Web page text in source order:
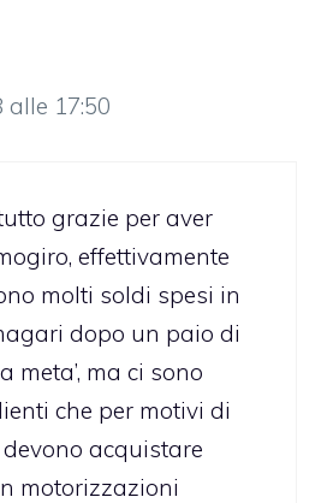
alle 17:50
grazie per aver
effettivamente
molti soldi spesi in
dopo un paio di
meta’, ma ci sono
che per motivi di
acquistare
motorizzazioni